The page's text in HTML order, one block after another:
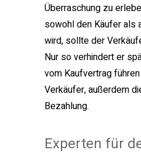
Überraschung zu
sowohl den Käufer als
wird, sollte der
Nur so verhindert er
vom Kaufvertrag
Verkäufer, außerdem
Bezahlung.
Experten für